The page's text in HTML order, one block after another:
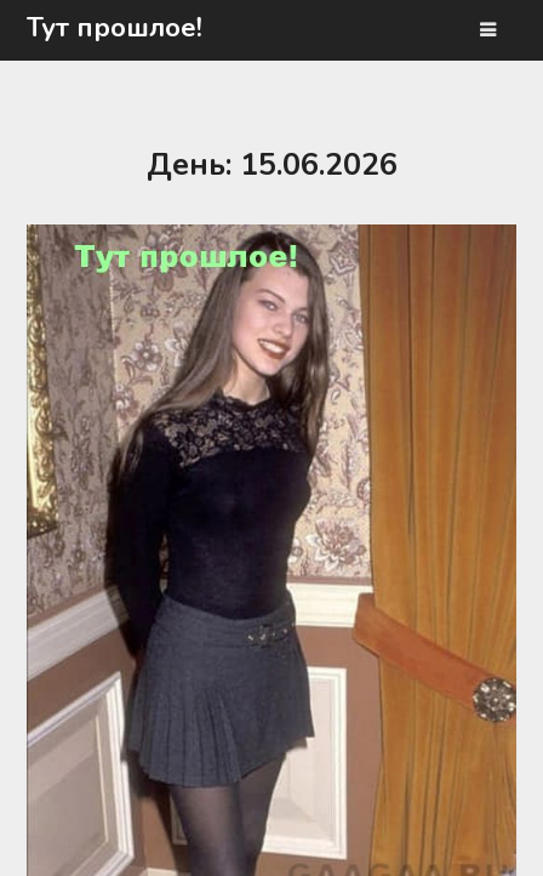
Перейти
Тут прошлое!
День: 15.06.2026